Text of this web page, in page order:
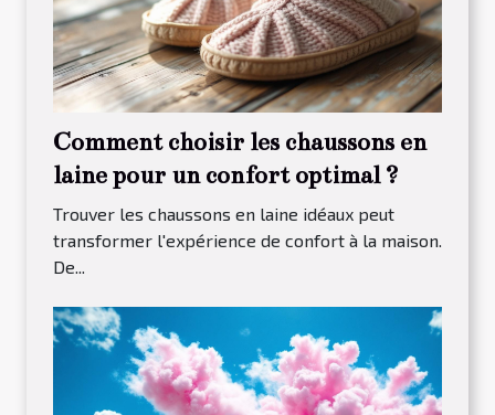
Comment choisir les chaussons en
laine pour un confort optimal ?
Trouver les chaussons en laine idéaux peut
transformer l'expérience de confort à la maison.
De...